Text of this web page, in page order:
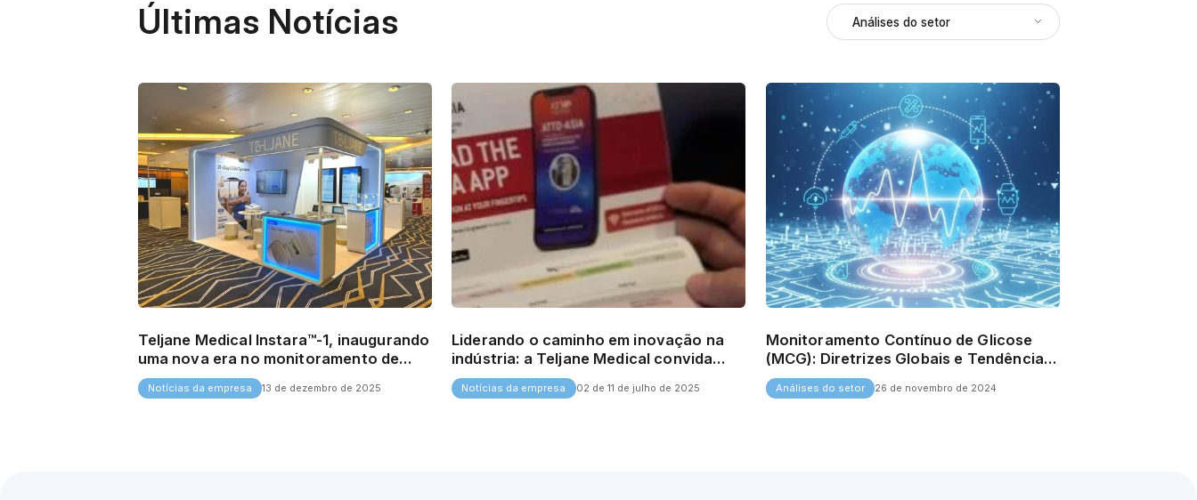
Últimas Notícias
Teljane Medical Instara™-1, inaugurando
uma nova era no monitoramento de
glicose a cada três semanas.
Notícias da empresa 13 de dezembro de 2025
Liderando o caminho em inovação na
indústria: a Teljane Medical convida
você a nos visitar na ATTD-ASIA 2025.
Notícias da empresa 02 de 11 de julho de 2025
Monitoramento Contínuo de Glicose
(MCG): Diretrizes Globais e Tendências
Futuras
Análises do setor 26 de novembro de 2024